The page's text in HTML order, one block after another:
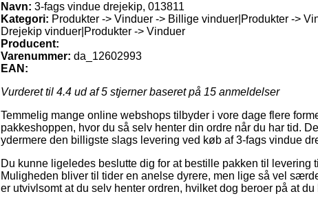
Navn: 3-fags vindue drejekip, 013811
Kategori: Produkter -> Vinduer -> Billige vinduer|Produkter ->
Drejekip vinduer|Produkter -> Vinduer
Producent:
Varenummer: da_12602993
EAN:
Vurderet til 4.4 ud af 5 stjerner baseret på 15 anmeldelser
Temmelig mange online webshops tilbyder i vore dage flere
pakkeshoppen, hvor du så selv henter din ordre når du har tid.
ydermere den billigste slags levering ved køb af 3-fags vindue
Du kunne ligeledes beslutte dig for at bestille pakken til levering
Muligheden bliver til tider en anelse dyrere, men lige så vel
er utvivlsomt at du selv henter ordren, hvilket dog beroer på at